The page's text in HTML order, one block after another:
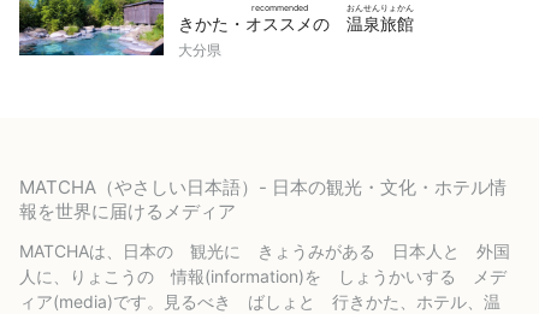
きかた・ オススメ
recommended
の 温泉旅館
おんせんりょかん
大分県
MATCHA（やさしい日本語）- 日本の観光・文化・ホテル情
報を世界に届けるメディア
MATCHAは、日本の 観光に きょうみがある 日本人と 外国
人に、りょこうの 情報(information)を しょうかいする メデ
ィア(media)です。見るべき ばしょと 行きかた、ホテル、温